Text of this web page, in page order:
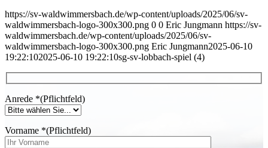
https://sv-waldwimmersbach.de/wp-content/uploads/2025/06/sv-
waldwimmersbach-logo-300x300.png 0 0 Eric Jungmann https://sv-
waldwimmersbach.de/wp-content/uploads/2025/06/sv-
waldwimmersbach-logo-300x300.png Eric Jungmann2025-06-10
19:22:102025-06-10 19:22:10sg-sv-lobbach-spiel (4)
Anrede *(Pflichtfeld)
Vorname *(Pflichtfeld)